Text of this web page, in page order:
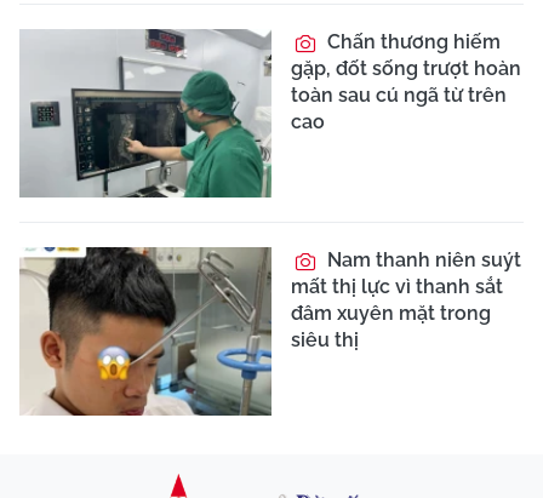
Chấn thương hiếm
gặp, đốt sống trượt hoàn
toàn sau cú ngã từ trên
cao
Nam thanh niên suýt
mất thị lực vì thanh sắt
đâm xuyên mặt trong
siêu thị